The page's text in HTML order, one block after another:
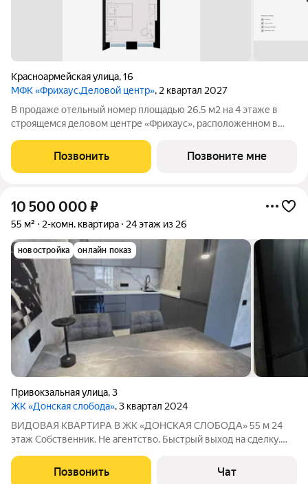
Красноармейская улица,16
МФК «Фрихаус.Деловой центр», 2 квартал 2027
В продаже отельный номер площадью 26.5 м2 на 4 этаже в
строящемся деловом центре «Фрихаус», расположенном в
ул.Красноармейская, 16. Преимущества: полное обустройство
номера: современный ремонт, мебель и
Позвонить Позвоните мне
10 500 000 ₽
55 м² 2-комн. квартира 24 этаж из 26
новостройка онлайн показ
Привокзальная улица,3
ЖК «Донская слобода», 3 квартал 2024
ВИДОВАЯ КВАРТИРА В ЖК «ДОНСКАЯ СЛОБОДА» 55 м 24
этаж Собственник. Не агентство. Быстрый выход на сделку.
первыми владельцами. Всё, что представлено на фото,
остаётся новым хозяевам. Возможна
Позвонить Чат